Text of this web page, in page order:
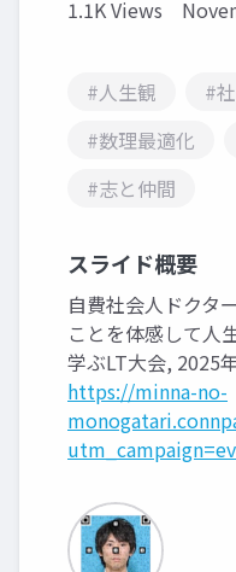
1.1K Views
#人生観
#
#数理最適化
#志と仲間
スライド概要
自費社会人ドクタ
ことを体感して人
学ぶLT大会, 2025
https://minna-no-